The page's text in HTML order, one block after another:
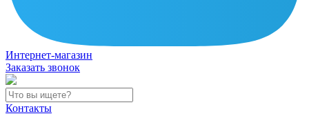
Интернет-магазин
Заказать звонок
Контакты